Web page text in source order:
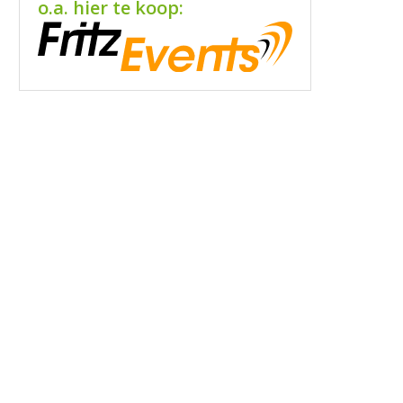
o.a. hier te koop: